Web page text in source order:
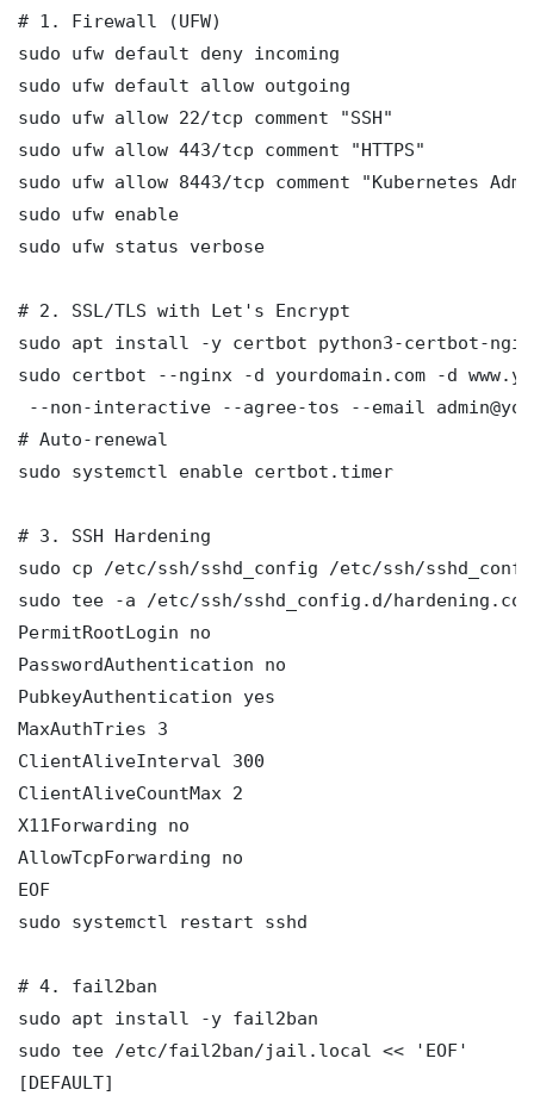
# 1. Firewall (UFW)
sudo ufw default deny incoming
sudo ufw default allow outgoing
sudo ufw allow 22/tcp comment "SSH"
sudo ufw allow 443/tcp comment "HTTPS"
sudo ufw allow 8443/tcp comment "Kubernetes
sudo ufw enable
sudo ufw status verbose
# 2. SSL/TLS with Let's Encrypt
sudo apt install -y certbot python3-certbot-
sudo certbot --nginx -d yourdomain.com -d
--non-interactive --agree-tos --email
# Auto-renewal
sudo systemctl enable certbot.timer
# 3. SSH Hardening
sudo cp /etc/ssh/sshd_config /etc/ssh/
sudo tee -a /etc/ssh/sshd_config.d/
PermitRootLogin no
PasswordAuthentication no
PubkeyAuthentication yes
MaxAuthTries 3
ClientAliveInterval 300
ClientAliveCountMax 2
X11Forwarding no
AllowTcpForwarding no
EOF
sudo systemctl restart sshd
# 4. fail2ban
sudo apt install -y fail2ban
sudo tee /etc/fail2ban/jail.local << 'EOF'
[DEFAULT]